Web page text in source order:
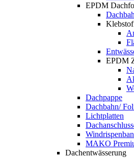
EPDM
EPDM
Dachpappe
Dachbahn/
Lichtplatten
MAKO
Dachentwässerung